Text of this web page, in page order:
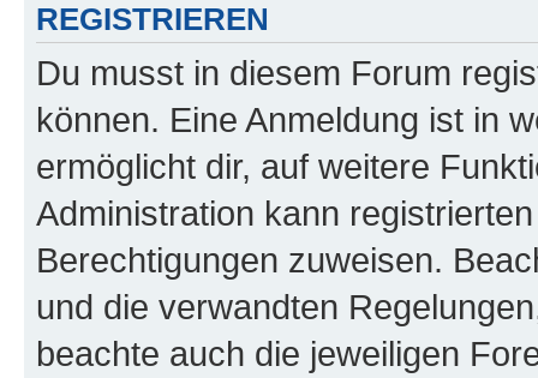
REGISTRIEREN
Du musst in diesem Forum
können. Eine Anmeldung ist in
ermöglicht dir, auf weitere
Administration kann
Berechtigungen zuweisen.
und die verwandten
beachte auch die jeweiligen